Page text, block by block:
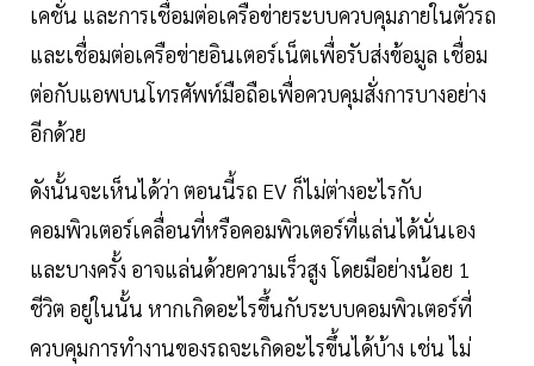
เคชั่น และการเชื่อมต่อเครือข่ายระบบควบคุมภายในตัวรถ
และเชื่อมต่อเครือข่ายอินเตอร์​เน็ต​เพื่อรับส่งข้อมูล เชื่อม
ต่อกับแอพบนโทรศัพท์​มือถือเพื่อควบคุมสั่งการบางอย่าง
อีกด้วย
ดังนั้นจะเห็นได้ว่า ตอนนี้รถ EV ก็ไม่ต่างอะไรกับ
คอมพิวเตอร์​เคลื่อนที่หรือคอมพิวเตอร์​ที่แล่นได้นั่นเอง
และบางครั้ง อาจแล่นด้วยความเร็วสูง โดยมีอย่างน้อย 1
ชีวิต อยู่ในนั้น หากเกิดอะไรขึ้นกับระบบคอมพิวเตอร์ที่
ควบคุมการทำงานของรถจะเกิดอะไรขึ้นได้บ้าง เช่น ไม่